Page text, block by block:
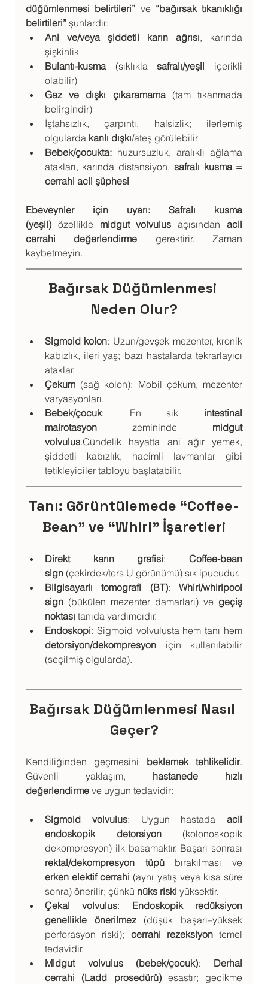
düğümlenmesi belirtileri” ve “bağırsak tıkanıklığı
belirtileri” şunlardır:
Ani ve/veya şiddetli karın ağrısı, karında
şişkinlik
Bulantı-kusma (sıklıkla safralı/yeşil içerikli
olabilir)
Gaz ve dışkı çıkaramama (tam tıkanmada
belirgindir)
İştahsızlık, çarpıntı, halsizlik; ilerlemiş
olgularda kanlı dışkı/ateş görülebilir
Bebek/çocukta: huzursuzluk, aralıklı ağlama
atakları, karında distansiyon, safralı kusma =
cerrahi acil şüphesi
Ebeveynler için uyarı:
Safralı kusma
(yeşil) özellikle midgut volvulus açısından acil
cerrahi değerlendirme gerektirir. Zaman
kaybetmeyin.
Bağırsak Düğümlenmesi
Neden Olur?
Sigmoid kolon: Uzun/gevşek mezenter, kronik
kabızlık, ileri yaş; bazı hastalarda tekrarlayıcı
ataklar.
Çekum (sağ kolon): Mobil çekum, mezenter
varyasyonları.
Bebek/çocuk: En sık intestinal
malrotasyon zemininde midgut
volvulus.Gündelik hayatta ani ağır yemek,
şiddetli kabızlık, hacimli lavmanlar gibi
tetikleyiciler tabloyu başlatabilir.
Tanı: Görüntülemede “Coffee-
Bean” ve “Whirl” İşaretleri
Direkt karın grafisi: Coffee-bean
sign (çekirdek/ters U görünümü) sık ipucudur.
Bilgisayarlı tomografi (BT): Whirl/whirlpool
sign (bükülen mezenter damarları) ve geçiş
noktası tanıda yardımcıdır.
Endoskopi
detorsiyon/dekompresyon için kullanılabilir
(seçilmiş olgularda).
Bağırsak Düğümlenmesi Nasıl
Geçer?
Kendiliğinden geçmesini beklemek tehlikelidir.
Güvenli yaklaşım, hastanede hızlı
değerlendirme ve uygun tedavidir:
Sigmoid volvulus: Uygun hastada acil
endoskopik detorsiyon (kolonoskopik
rektal/dekompresyon tüpü
erken elektif cerrahi (aynı yatış veya kısa süre
sonra) önerilir; çünkü nüks riski yüksektir.
Çekal volvulus: Endoskopik redüksiyon
genellikle önerilmez (düşük başarı–yüksek
perforasyon riski); cerrahi rezeksiyon temel
tedavidir.
Midgut volvulus (bebek/çocuk): Derhal
cerrahi (Ladd prosedürü) esastır; gecikme